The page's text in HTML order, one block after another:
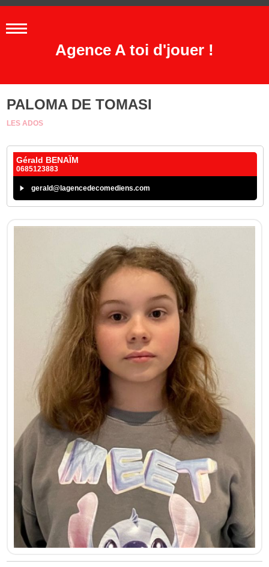
Agence A toi d'jouer !
PALOMA DE TOMASI
LES ADOS
Gérald BENAÏM
0685123883
gerald@lagencedecomediens.com